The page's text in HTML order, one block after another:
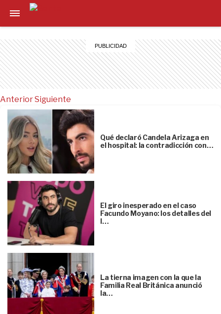
Anterior
Qué declaró Candela Arizaga en
el hospital: la contradicción con…
El giro inesperado en el caso
Facundo Moyano: los detalles del
l…
La tierna imagen con la que la
Familia Real Británica anunció
la…
Siguiente